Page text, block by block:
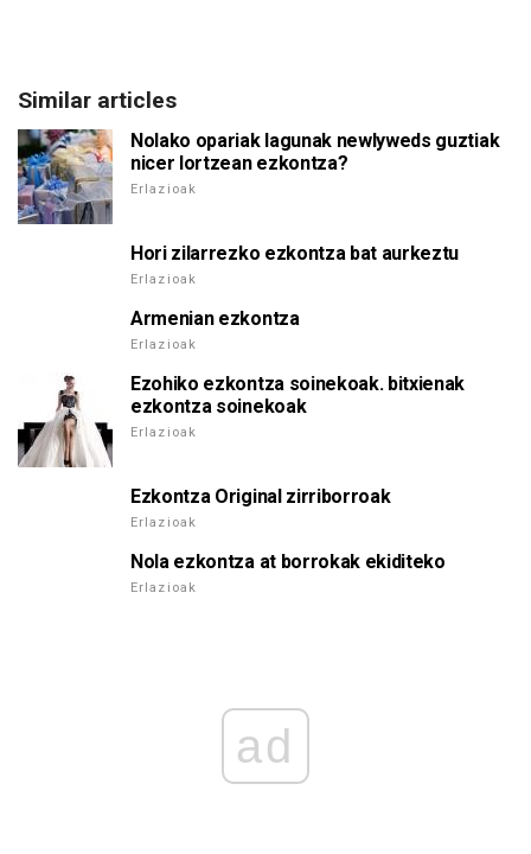
Similar articles
Nolako opariak lagunak newlyweds guztiak
nicer lortzean ezkontza?
Erlazioak
Hori zilarrezko ezkontza bat aurkeztu
Erlazioak
Armenian ezkontza
Erlazioak
Ezohiko ezkontza soinekoak. bitxienak
ezkontza soinekoak
Erlazioak
Ezkontza Original zirriborroak
Erlazioak
Nola ezkontza at borrokak ekiditeko
Erlazioak
ad